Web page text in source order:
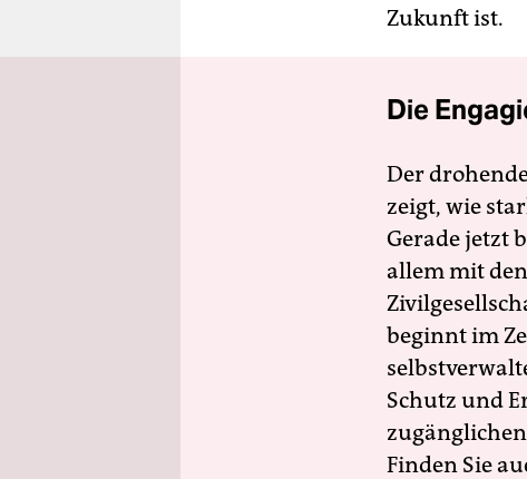
Zukunft ist.
Die
Der
zeigt, wie
Gerade jetzt
allem mit
beginnt im
Schutz und
Finden Sie